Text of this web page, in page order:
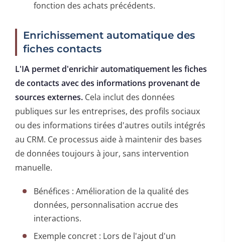
fonction des achats précédents.
Enrichissement automatique des
fiches contacts
L'IA permet d'enrichir automatiquement les fiches
de contacts avec des informations provenant de
sources externes. Cela inclut des données
publiques sur les entreprises, des profils sociaux
ou des informations tirées d'autres outils intégrés
au CRM. Ce processus aide à maintenir des bases
de données toujours à jour, sans intervention
manuelle.
Bénéfices : Amélioration de la qualité des
données, personnalisation accrue des
interactions.
Exemple concret : Lors de l'ajout d'un